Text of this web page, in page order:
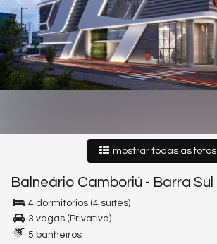
mostrar todas as fotos
Balneário Camboriú - Barra Sul
4 dormitórios (4 suítes)
3 vagas (Privativa)
5 banheiros